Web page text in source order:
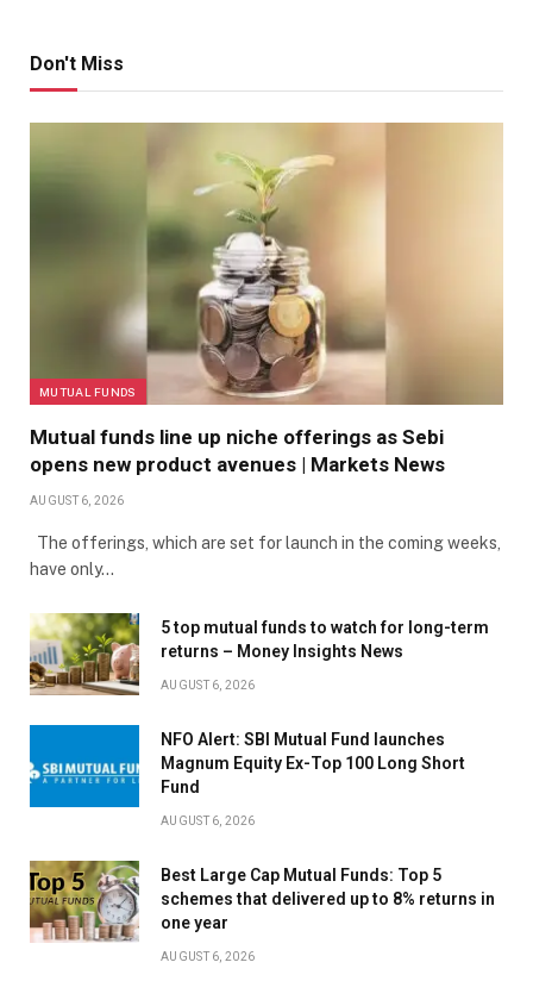
Don't Miss
MUTUAL FUNDS
Mutual funds line up niche offerings as Sebi
opens new product avenues | Markets News
AUGUST 6, 2026
The offerings, which are set for launch in the coming weeks,
have only…
5 top mutual funds to watch for long-term
returns – Money Insights News
AUGUST 6, 2026
NFO Alert: SBI Mutual Fund launches
Magnum Equity Ex-Top 100 Long Short
Fund
AUGUST 6, 2026
Best Large Cap Mutual Funds: Top 5
schemes that delivered up to 8% returns in
one year
AUGUST 6, 2026